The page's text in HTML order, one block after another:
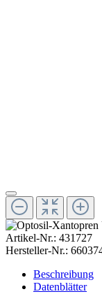
Artikel-Nr.: 431727
Hersteller-Nr.:
Beschreibung
Datenblätter